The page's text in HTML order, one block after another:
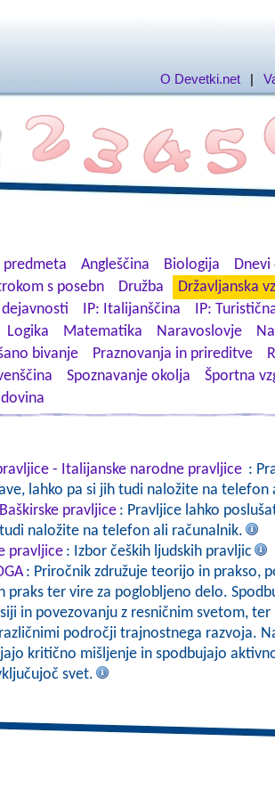
O Devetki.net |
predmeta Angleščina Biologija
Dnevi
s posebn
Družba Državljanska
IP: Italijanščina IP:
Logika Matematika Naravoslovje
bivanje Praznovanja in prireditve
Spoznavanje okolja Športna
- Italijanske narodne pravljice :
lahko pa si jih tudi naložite na telefon
pravljice : Pravljice lahko
naložite na telefon ali računalnik.
pravljice : Izbor čeških ljudskih pravljic
: Priročnik združuje teorijo in prakso,
praks ter vire za poglobljeno delo.
in povezovanju z resničnim svetom,
področji trajnostnega razvoja.
kritično mišljenje in spodbujajo
svet.